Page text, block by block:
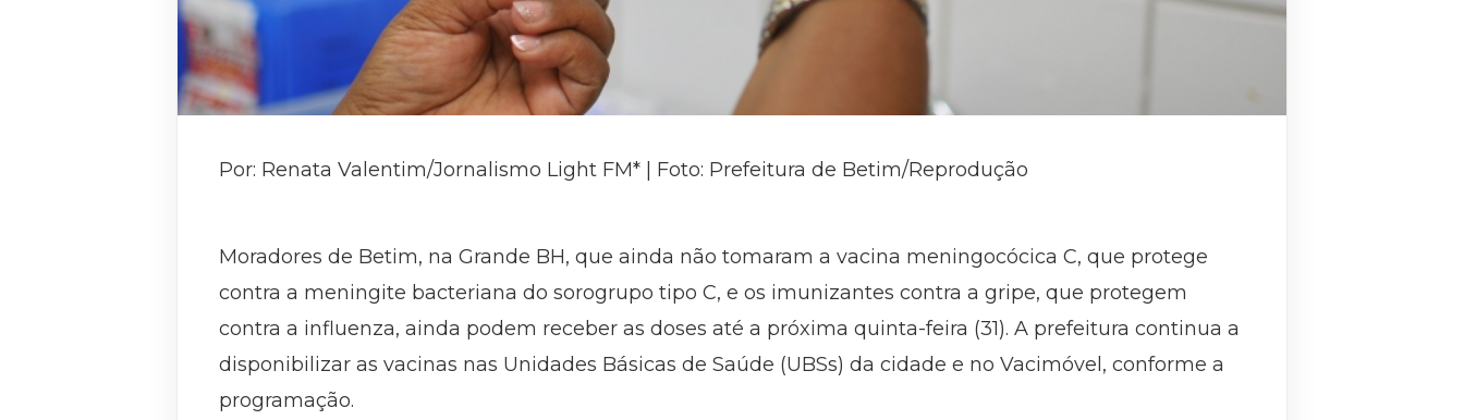
Por: Renata Valentim/Jornalismo Light FM* | Foto: Prefeitura de Betim/Reprodução
Moradores de Betim, na Grande BH, que ainda não tomaram a vacina meningocócica C, que protege
contra a meningite bacteriana do sorogrupo tipo C, e os imunizantes contra a gripe, que protegem
contra a influenza, ainda podem receber as doses até a próxima quinta-feira (31). A prefeitura continua a
disponibilizar as vacinas nas Unidades Básicas de Saúde (UBSs) da cidade e no Vacimóvel, conforme a
programação.